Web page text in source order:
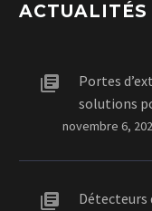
ACTUALITÉS
Portes
solutions
novembre 6,
Détecteurs